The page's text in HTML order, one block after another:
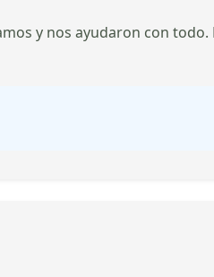
y nos ayudaron con